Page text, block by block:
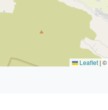
Leaflet | ©